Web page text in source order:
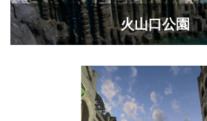
火山口公園